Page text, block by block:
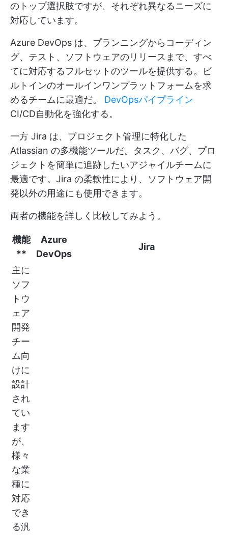
のトップ選択肢ですが、それぞれ異なるニーズに
対応しています。
Azure DevOps は、プランニングからコーディン
グ、テスト、ソフトウェアのリリースまで、すべ
てに対応するフルセットのツールを提供する。ビ
ルトインのオールインワンプラットフォームを求
めるチームに最適だ。 DevOpsパイプライン
CI/CD自動化を強化する。
一方 Jira は、プロジェクト管理に特化した
Atlassian の多機能ツールだ。タスク、バグ、プロ
ジェクトを簡単に追跡したいアジャイルチームに
最適です。Jira の柔軟性により、ソフトウェア開
発以外の用途にも使用できます。
両者の機能を詳しく比較してみよう。
機能
**
Azure
DevOps
Jira
主に
ソフ
トウ
ェア
開発
チー
ム向
けに
設計
され
てい
ます
が、
様々
な業
種に
対応
でき
る汎